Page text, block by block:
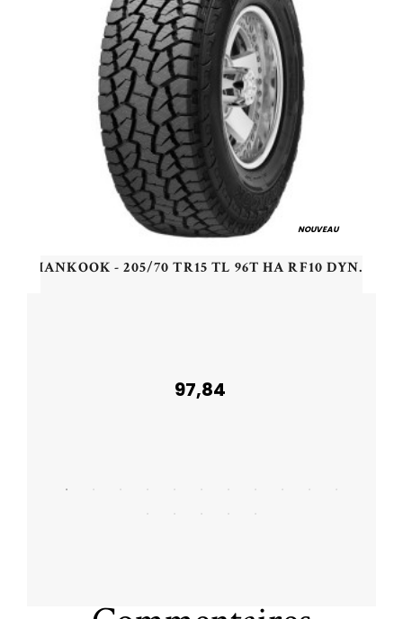
NOUVEAU
HANKOOK - 205/70 TR15 TL 96T HA RF10 DYNAPRO AT M - 2057015 - DDB
97,84